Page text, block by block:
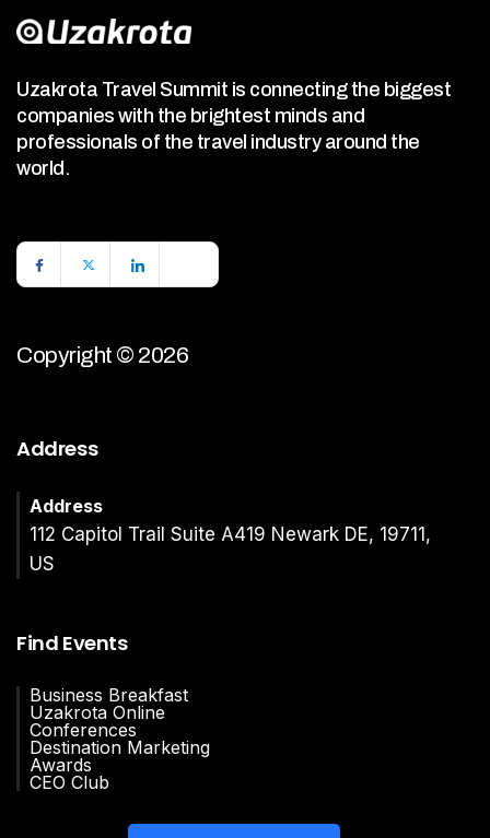
Uzakrota Travel Summit is connecting the biggest
companies with the brightest minds and
professionals of the travel industry around the
world.
Copyright © 2026
Address
Address
112 Capitol Trail Suite A419 Newark DE, 19711,
US
Find Events
Business Breakfast
Uzakrota Online
Conferences
Destination Marketing
Awards
CEO Club